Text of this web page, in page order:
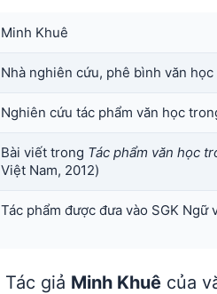
Minh Khuê
Nhà nghiên cứu, phê bình văn học
Nghiên cứu tác phẩm văn học
Bài viết trong Tác phẩm văn học
Việt Nam, 2012)
Tác phẩm được đưa vào SGK
Tác giả Minh Khuê của